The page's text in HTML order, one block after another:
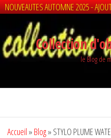
NOUVEAUTES AUTOMNE 2025 -
contenu
Collection
le Blog de
Accueil » Blog» STYLO PLUME